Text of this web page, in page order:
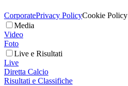
CorporatePrivacy PolicyCookie Policy
Media
Video
Foto
Live e Risultati
Live
Diretta Calcio
Risultati e Classifiche